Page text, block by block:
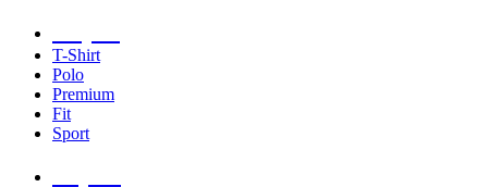
T-Shirt
Polo
Premium
Fit
Sport